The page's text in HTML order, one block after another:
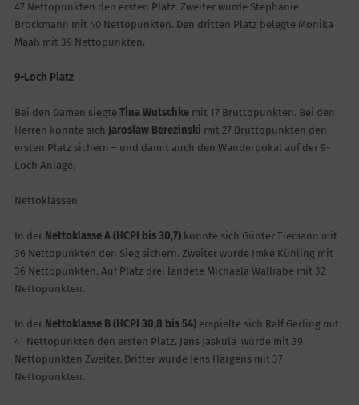
47 Nettopunkten den ersten Platz. Zweiter wurde Stephanie
Brockmann mit 40 Nettopunkten. Den dritten Platz belegte Monika
Maaß mit 39 Nettopunkten.
9-Loch Platz
Bei den Damen siegte Tina Wutschkemit 17 Bruttopunkten. Bei den
Herren konnte sich Jaroslaw Berezinski mit 27 Bruttopunkten den
ersten Platz sichern – und damit auch den Wanderpokal auf der 9-
Loch Anlage.
Nettoklassen
In der Nettoklasse A (HCPI bis 30,7)konnte sich Günter Tiemann mit
36 Nettopunkten den Sieg sichern. Zweiter wurde Imke Kühling mit
36 Nettopunkten. Auf Platz drei landete Michaela Wallrabe mit 32
Nettopunkten.
In der Nettoklasse B (HCPI 30,8 bis 54)erspielte sich Ralf Gerling mit
41 Nettopunkten den ersten Platz. Jens Jaskula wurde mit 39
Nettopunkten Zweiter. Dritter wurde Jens Hargens mit 37
Nettopunkten.